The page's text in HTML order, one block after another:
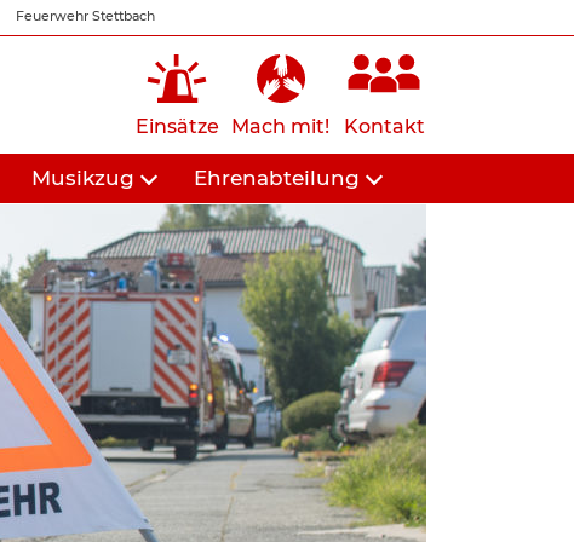
Feuerwehr Stettbach
Einsätze Mach mit! Kontakt
Musikzug Ehrenabteilung